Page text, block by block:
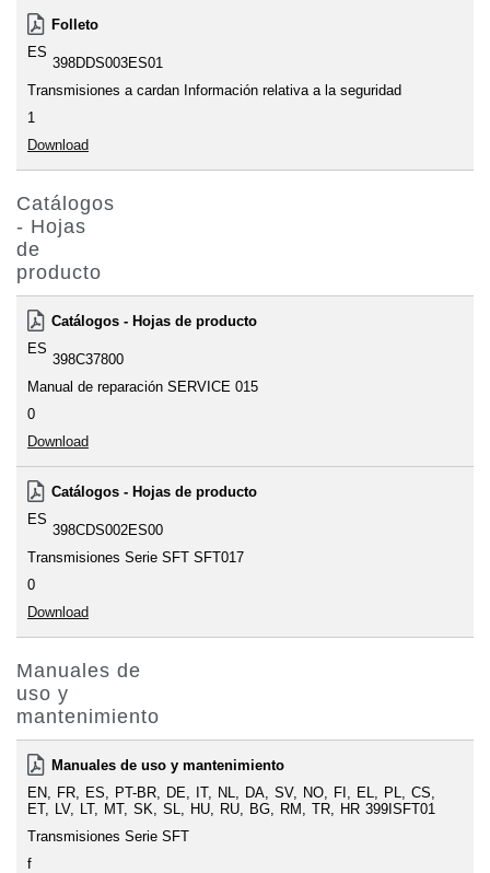
Folleto
ES
398DDS003ES01
Transmisiones a cardan Información relativa a la seguridad
1
Download
Catálogos
- Hojas
de
producto
Catálogos - Hojas de producto
ES
398C37800
Manual de reparación SERVICE 015
0
Download
Catálogos - Hojas de producto
ES
398CDS002ES00
Transmisiones Serie SFT SFT017
0
Download
Manuales de
uso y
mantenimiento
Manuales de uso y mantenimiento
EN
FR ES PT-BR DE IT NL DA SV NO FI EL PL
CS
ET
LV LT MT SK SL HU RU BG RM TR HR 399ISFT01
Transmisiones Serie SFT
f